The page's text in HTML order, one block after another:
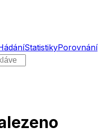
StatistikyPorovnání